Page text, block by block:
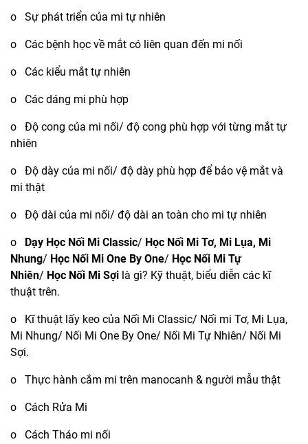
o Sự phát triển của mi tự nhiên
o Các bệnh học về mắt có liên quan đến mi nối
o Các kiểu mắt tự nhiên
o Các dáng mi phù hợp
o Độ cong của mi nối/ độ cong phù hợp với từng mắt tự
nhiên
o Độ dày của mi nối/ độ dày phù hợp để bảo vệ mắt và
mi thật
o Độ dài của mi nối/ độ dài an toàn cho mi tự nhiên
o Dạy Học Nối Mi Classic/ Học Nối Mi Tơ, Mi Lụa, Mi
Nhung/ Học Nối Mi One By One/ Học Nối Mi Tự
Nhiên/ Học Nối Mi Sợi là gì? Kỹ thuật, biểu diễn các kĩ
thuật trên.
o Kĩ thuật lấy keo của Nối Mi Classic/ Nối mi Tơ, Mi Lụa,
Mi Nhung/ Nối Mi One By One/ Nối Mi Tự Nhiên/ Nối Mi
Sợi.
o Thực hành cắm mi trên manocanh & người mẫu thật
o Cách Rửa Mi
o Cách Tháo mi nối